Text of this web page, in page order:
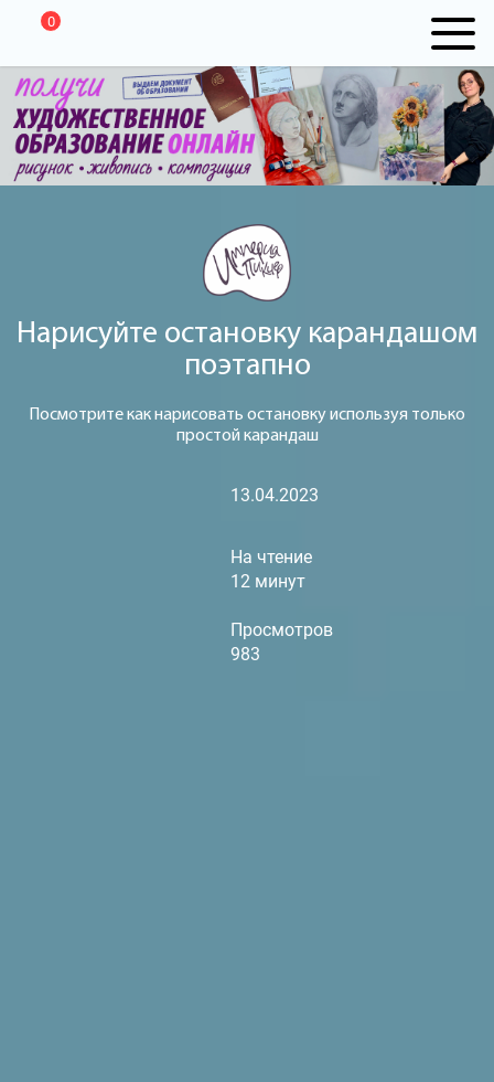
0
Нарисуйте остановку карандашом
поэтапно
Посмотрите как нарисовать остановку используя только
простой карандаш
13.04.2023
На чтение
12 минут
Просмотров
983